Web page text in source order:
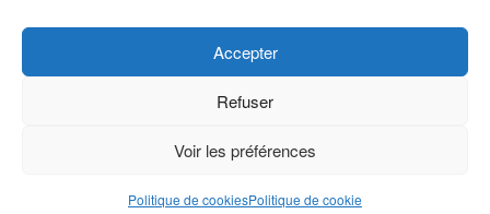
Accepter
Refuser
Voir les préférences
Politique de cookiesPolitique de cookie